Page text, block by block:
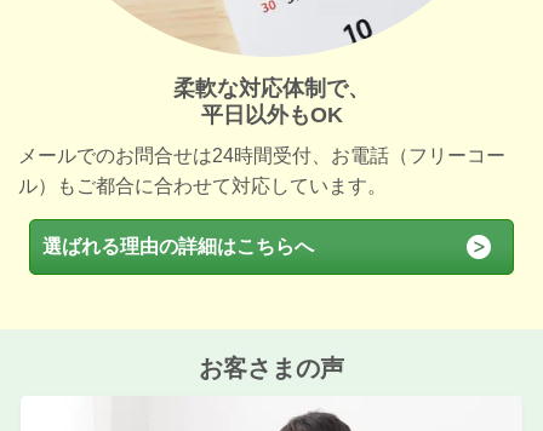
柔軟な対応体制で、
平日以外もOK
メールでのお問合せは24時間受付、お電話（フリーコー
ル）もご都合に合わせて対応しています。
選ばれる理由の詳細はこちらへ
お客さまの声